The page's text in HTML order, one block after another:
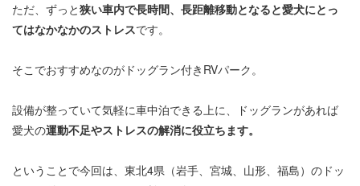
ただ、ずっと狭い車内で長時間、長距離移動となると愛犬にとっ
てはなかなかのストレスです。
そこでおすすめなのがドッグラン付きRVパーク。
設備が整っていて気軽に車中泊できる上に、ドッグランがあれば
愛犬の運動不足やストレスの解消に役立ちます。
ということで今回は、東北4県（岩手、宮城、山形、福島）のドッ